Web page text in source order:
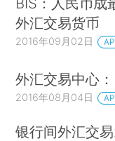
外汇交易货币
2016年09月02日
外汇交易中心
2016年08月04日
银行间外汇交